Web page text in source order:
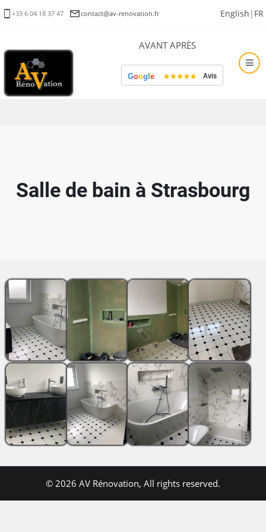
Aller
au
principal
+33 6 04 18 37 47 contact@av-renovation.fr English FR
AVANT APRÈS
Salle de bain à Strasbourg
Gallery
image
© 2026 AV Rénovation, All rights reserved.